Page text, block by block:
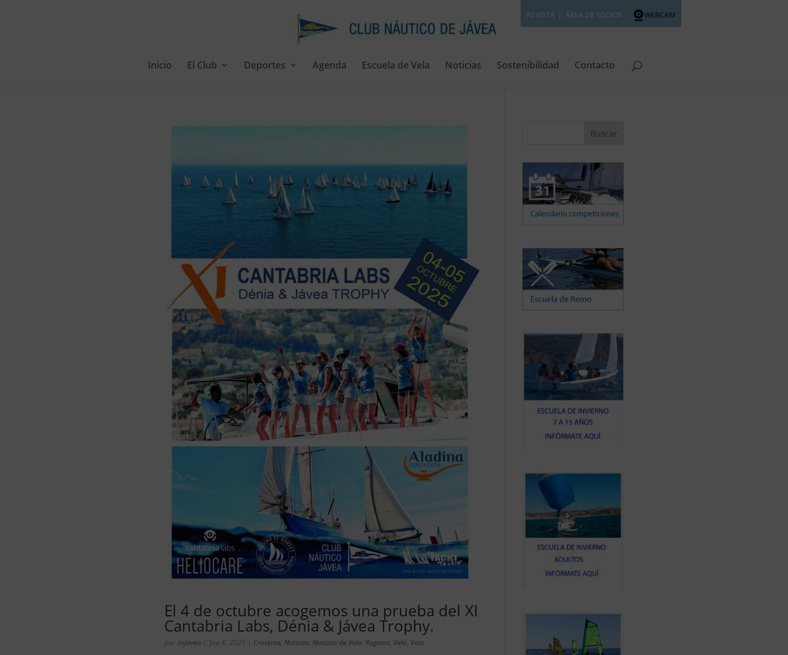
REVISTA ÁREA DE SOCIOS WEBCAM
Inicio El Club Deportes Agenda Escuela de Vela Noticias Sostenibilidad Contacto
El 4 de octubre acogemos una prueba del XI
Cantabria Labs, Dénia & Jávea Trophy.
por cnjavea | Sep 8, 2025 | Cruceros Noticias Noticias de Vela Regatas Vela Vela